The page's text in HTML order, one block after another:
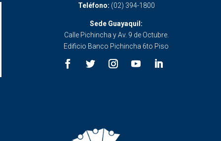
Teléfono: (02) 394-1800
Sede Guayaquil:
Calle Pichincha y Av. 9 de Octubre.
Edificio Banco Pichincha 6to Piso